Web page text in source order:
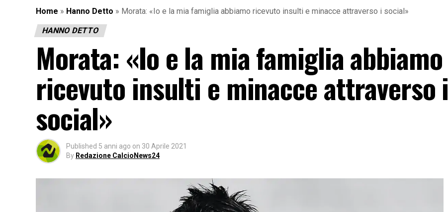
Home » Hanno Detto » Morata: «Io e la mia famiglia abbiamo ricevuto insulti e minacce attraverso i social»
HANNO DETTO
Morata: «Io e la mia famiglia abbiamo
ricevuto insulti e minacce attraverso i
social»
Published 5 anni ago on 30 Aprile 2021
By Redazione CalcioNews24